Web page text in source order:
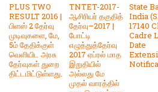
PLUS TWO
RESULT 2016 |
பிளஸ் 2 தேர்வு
முடிவுகளை, மே,
5ம் தேதிக்குள்
வெளியிட அரசு
தேர்வுகள் துறை
திட்டமிட்டுள்ளது.
TNTET-2017-
ஆசிரியர் தகுதித்
தேர்வு–2017 |
போட்டி
எழுத்துத்தேர்வு
2017 ஏப்ரல் மாத
இறுதியில்
அல்லது மே
முதல் வாரத்தில்
State
India
17140
Cadre
Date